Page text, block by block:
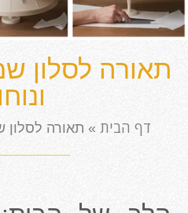
תאורה לסלון
דף הבית » תאורה לסלון